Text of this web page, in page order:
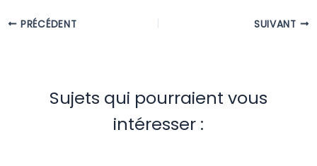
PRÉCÉDENT SUIVANT
Sujets qui pourraient vous
intéresser :